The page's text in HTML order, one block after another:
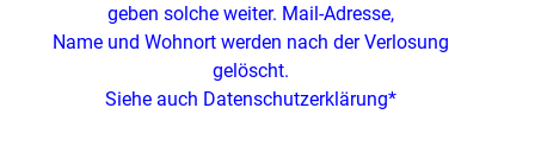
geben solche weiter. Mail-Adresse,
Name und Wohnort werden nach der Verlosung
gelöscht.
Siehe auch Datenschutzerklärung*